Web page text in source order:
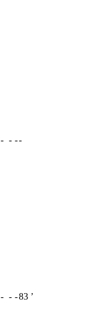
- - --
- - -83 ʼ